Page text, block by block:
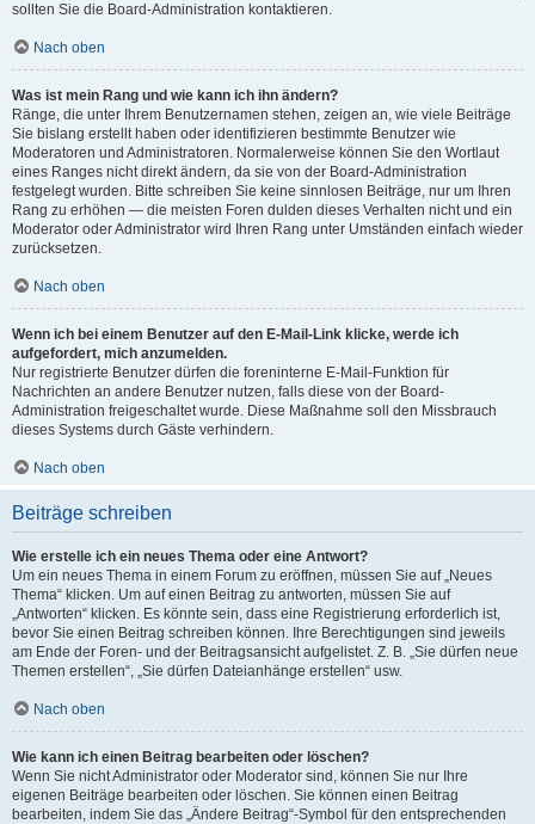
sollten Sie die Board-Administration kontaktieren.
Nach oben
Was ist mein Rang und wie kann ich ihn ändern?
Ränge, die unter Ihrem Benutzernamen stehen, zeigen an, wie viele Beiträge
Sie bislang erstellt haben oder identifizieren bestimmte Benutzer wie
Moderatoren und Administratoren. Normalerweise können Sie den Wortlaut
eines Ranges nicht direkt ändern, da sie von der Board-Administration
festgelegt wurden. Bitte schreiben Sie keine sinnlosen Beiträge, nur um Ihren
Rang zu erhöhen — die meisten Foren dulden dieses Verhalten nicht und ein
Moderator oder Administrator wird Ihren Rang unter Umständen einfach wieder
zurücksetzen.
Nach oben
Wenn ich bei einem Benutzer auf den E-Mail-Link klicke, werde ich
aufgefordert, mich anzumelden.
Nur registrierte Benutzer dürfen die foreninterne E-Mail-Funktion für
Nachrichten an andere Benutzer nutzen, falls diese von der Board-
Administration freigeschaltet wurde. Diese Maßnahme soll den Missbrauch
dieses Systems durch Gäste verhindern.
Nach oben
Beiträge schreiben
Wie erstelle ich ein neues Thema oder eine Antwort?
Um ein neues Thema in einem Forum zu eröffnen, müssen Sie auf „Neues
Thema“ klicken. Um auf einen Beitrag zu antworten, müssen Sie auf
„Antworten“ klicken. Es könnte sein, dass eine Registrierung erforderlich ist,
bevor Sie einen Beitrag schreiben können. Ihre Berechtigungen sind jeweils
am Ende der Foren- und der Beitragsansicht aufgelistet. Z. B. „Sie dürfen neue
Themen erstellen“, „Sie dürfen Dateianhänge erstellen“ usw.
Nach oben
Wie kann ich einen Beitrag bearbeiten oder löschen?
Wenn Sie nicht Administrator oder Moderator sind, können Sie nur Ihre
eigenen Beiträge bearbeiten oder löschen. Sie können einen Beitrag
bearbeiten, indem Sie das „Ändere Beitrag“-Symbol für den entsprechenden